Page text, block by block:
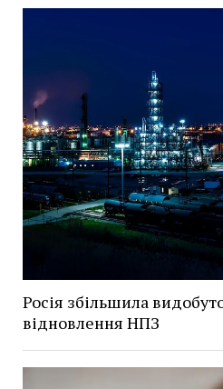
Росія збільшила
відновлення НПЗ